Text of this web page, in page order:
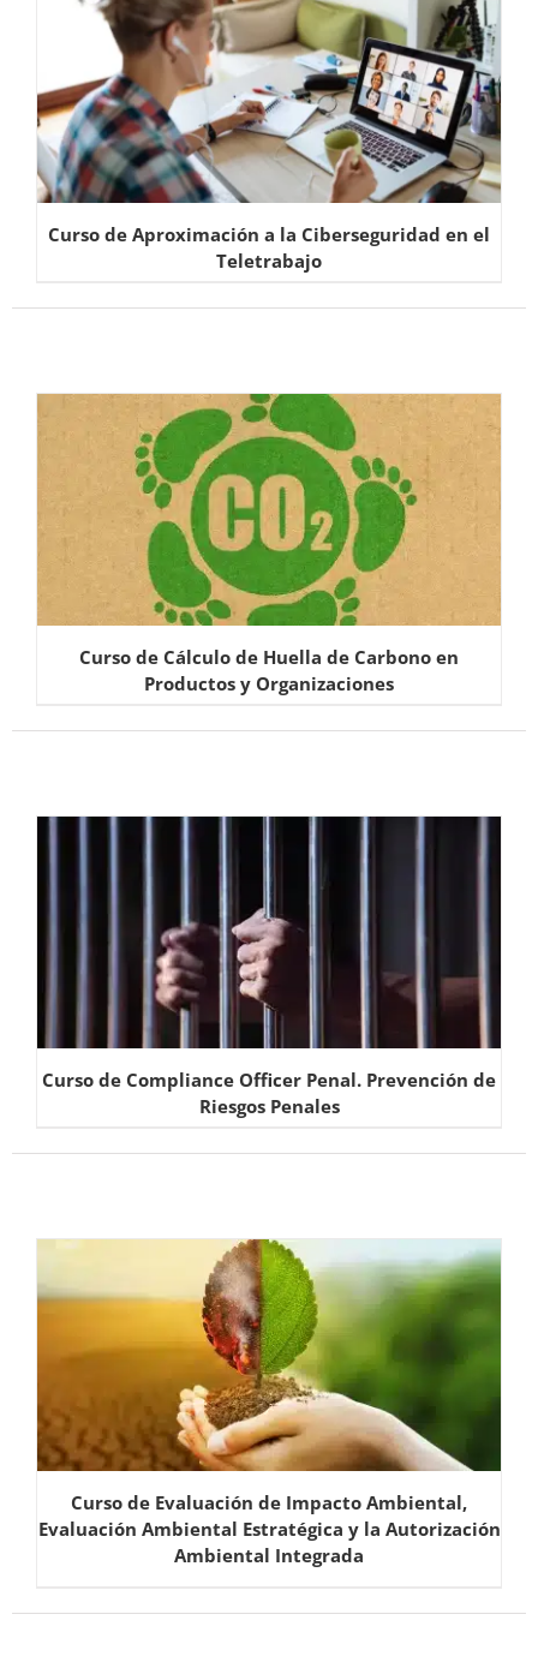
Curso de Aproximación a la Ciberseguridad en el
Teletrabajo
Curso de Cálculo de Huella de Carbono en
Productos y Organizaciones
Curso de Compliance Officer Penal. Prevención de
Riesgos Penales
Curso de Evaluación de Impacto Ambiental,
Evaluación Ambiental Estratégica y la Autorización
Ambiental Integrada